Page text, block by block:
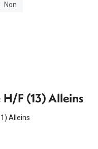
Non
F (13) Alleins
Alleins